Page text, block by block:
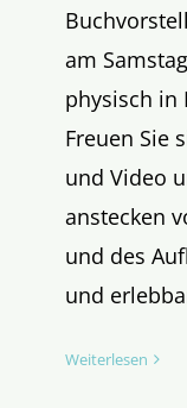
am
physisch in
Freuen Sie
und Video
anstecken
und des
und
Weiterlesen